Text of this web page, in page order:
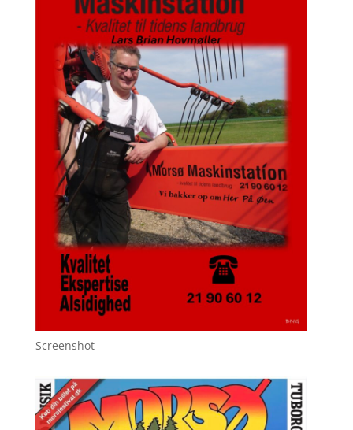
Screenshot